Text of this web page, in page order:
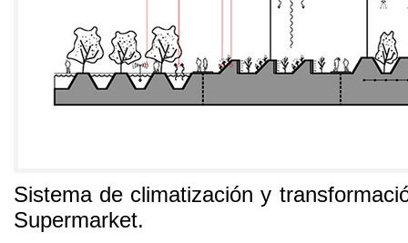
Sistema de climatización y
Supermarket.